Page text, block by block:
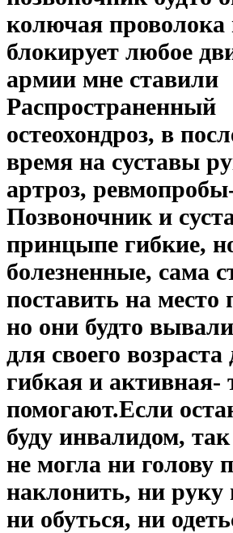
колючая проволока
блокирует любое
армии мне ставили
Распространенный
остеохондроз, в
время на суставы
артроз,
Позвоночник и
принцыпе гибкие,
болезненные, сама
поставить на место
но они будто
для своего возраста
гибкая и активная-
помогают.Если
буду инвалидом,
не могла ни голову
наклонить, ни руку
ни обуться, ни